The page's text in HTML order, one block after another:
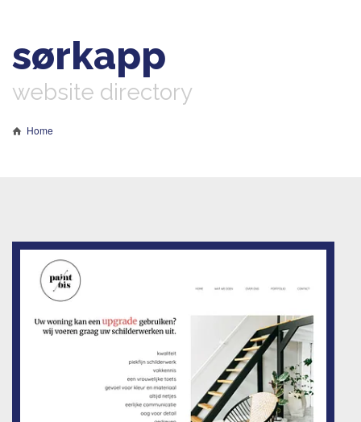
sørkapp
website directory
Home